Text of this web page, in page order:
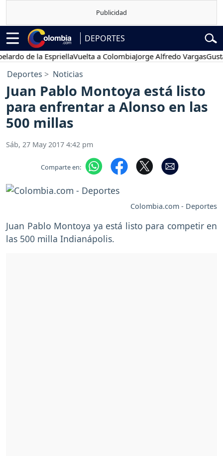
DEPORTES
de la EspriellaVuelta a ColombiaJorge Alfredo VargasGustavo
Deportes Noticias
Juan Pablo Montoya está listo
para enfrentar a Alonso en las
500 millas
Sáb, 27 May 2017 4:42 pm
Comparte en:
Colombia.com - Deportes
Juan Pablo Montoya ya está listo para competir en
las 500 milla Indianápolis.